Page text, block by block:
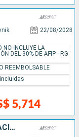
22/08/2028
5,714
NO INCLUYE LA
DEL 30% DE AFIP - RG
REEMBOLSABLE
MALTA, ITALIA, MONTENEGRO, CROACIA, SEYCHELLES